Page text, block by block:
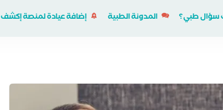
سؤال طبي؟ المدونة الطبية إضافة عيادة لمنصة إكشف